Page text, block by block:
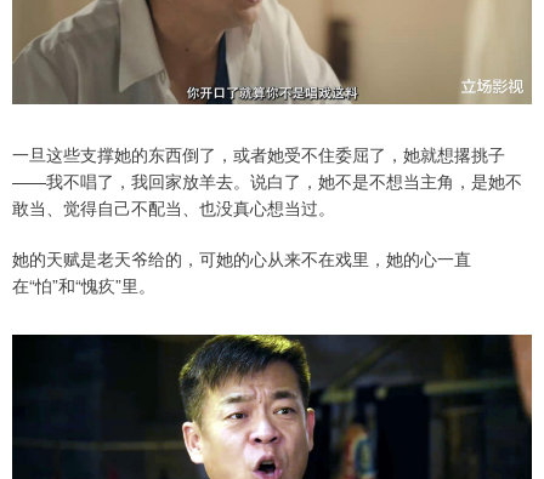
一旦这些支撑她的东西倒了，或者她受不住委屈了，她就想撂挑子
——我不唱了，我回家放羊去。说白了，她不是不想当主角，是她不
敢当、觉得自己不配当、也没真心想当过。
她的天赋是老天爷给的，可她的心从来不在戏里，她的心一直
在“怕”和“愧疚”里。